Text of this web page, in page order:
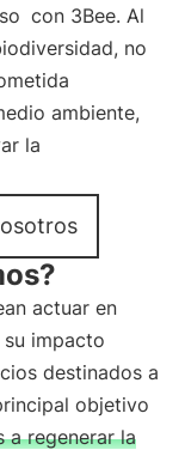
con 3Bee. Al
no
ambiente,
la
actuar en
impacto
destinados a
objetivo
regenerar la